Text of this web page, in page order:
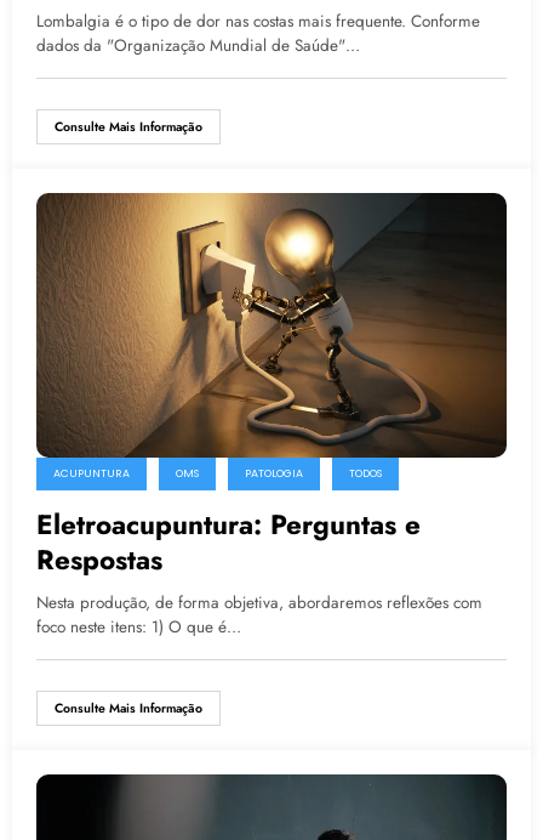
Lombalgia é o tipo de dor nas costas mais frequente. Conforme
dados da "Organização Mundial de Saúde"…
Consulte Mais Informação
ACUPUNTURA OMS PATOLOGIA TODOS
Eletroacupuntura: Perguntas e
Respostas
Nesta produção, de forma objetiva, abordaremos reflexões com
foco neste itens: 1) O que é…
Consulte Mais Informação